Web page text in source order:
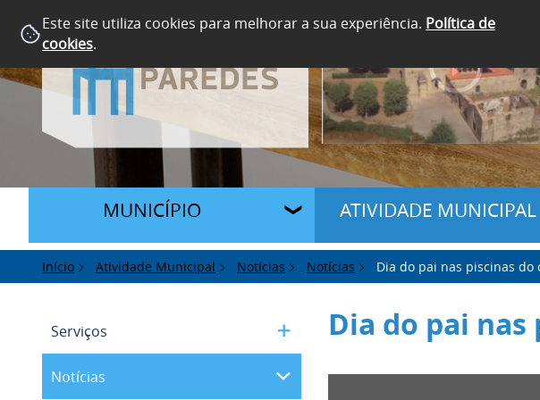
Este site utiliza cookies para melhorar a sua experiência. Política de
cookies.
MUNICÍPIO ATIVIDADE MUNICIPAL
Início Atividade Municipal Notícias Notícias Dia do pai nas piscinas do
Serviços
Notícias
Dia do pai nas